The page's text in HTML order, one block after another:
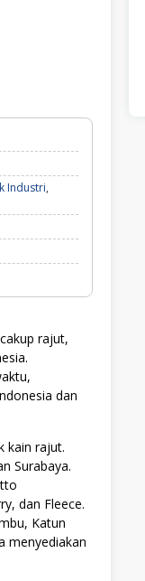
Industri,
rajut,
dan
kain rajut.
Surabaya.
dan Fleece.
Katun
menyediakan